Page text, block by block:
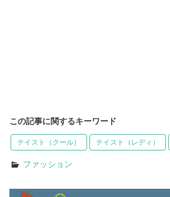
この記事に関するキーワード
テイスト（クール） テイスト（レディ）
ファッション